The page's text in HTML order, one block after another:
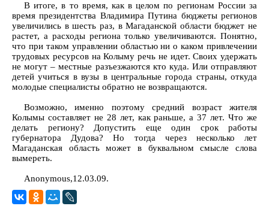
В итоге, в то время, как в целом по регионам России за
время президентства Владимира Путина бюджеты регионов
увеличились в шесть раз, в Магаданской области бюджет не
растет, а расходы региона только увеличиваются. Понятно,
что при таком управлении областью ни о каком привлечении
трудовых ресурсов на Колыму речь не идет. Своих удержать
не могут – местные разъезжаются кто куда. Или отправляют
детей учиться в вузы в центральные города страны, откуда
молодые специалисты обратно не возвращаются.
Возможно, именно поэтому средний возраст жителя
Колымы составляет не 28 лет, как раньше, а 37 лет. Что же
делать региону? Допустить еще один срок работы
губернатора Дудова? Но тогда через несколько лет
Магаданская область может в буквальном смысле слова
вымереть.
Anonymous,12.03.09.